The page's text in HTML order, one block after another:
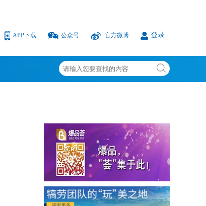
APP下载 公众号 官方微博 登录